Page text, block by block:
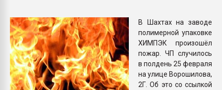
ПЕРЕЙТИ НА
В Шахтах на заводе
полимерной упаковке
ХИМПЭК произошёл
пожар. ЧП случилось
в полдень 25 февраля
на улице Ворошилова,
2Г. Об это со ссылкой